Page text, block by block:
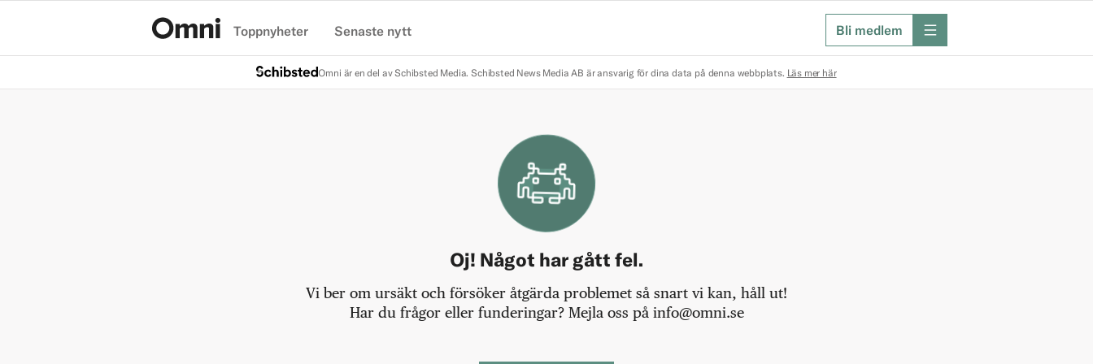
Toppnyheter Senaste nytt Bli medlem meny
Omni är en del av Schibsted Media. Schibsted News Media AB är ansvarig för dina data på denna webbplats. Läs mer här
Oj! Något har gått fel.
Vi ber om ursäkt och försöker åtgärda problemet så snart vi kan, håll ut!
Har du frågor eller funderingar? Mejla oss på info@omni.se